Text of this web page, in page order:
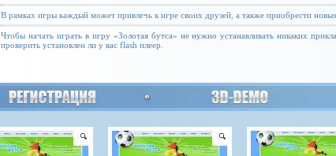
В рамках игры каждый может привлечь к игре своих друзей, а также приобрести
Чтобы начать играть в игру «Золотая бутса» не нужно устанавливать никаких
проверить установлен ли у вас flash плеер.